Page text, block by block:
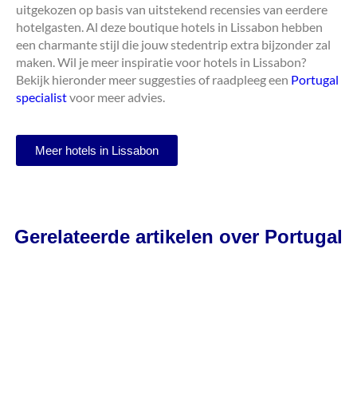
uitgekozen op basis van uitstekend recensies van eerdere
hotelgasten. Al deze boutique hotels in Lissabon hebben
een charmante stijl die jouw stedentrip extra bijzonder zal
maken. Wil je meer inspiratie voor hotels in Lissabon?
Bekijk hieronder meer suggesties of raadpleeg een Portugal
specialistvoor meer advies.
Meer hotels in Lissabon
Gerelateerde artikelen over Portugal